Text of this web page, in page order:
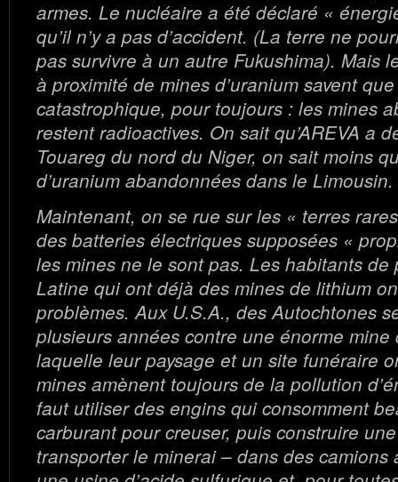
armes. Le nucléaire a été déclaré «
qu’il n’y a pas d’accident. (La terre ne
pas survivre à un autre Fukushima). Mais
à proximité de mines d’uranium savent
catastrophique, pour toujours : les mines
restent radioactives. On sait qu’AREVA a
Touareg du nord du Niger, on sait moins
d’uranium abandonnées dans le Limousin.
Maintenant, on se rue sur les « terres
des batteries électriques supposées «
les mines ne le sont pas. Les habitants de
Latine qui ont déjà des mines de lithium
problèmes. Aux U.S.A., des Autochtones
plusieurs années contre une énorme
laquelle leur paysage et un site funéraire
mines amènent toujours de la pollution
faut utiliser des engins qui consomment
carburant pour creuser, puis construire
transporter le minerai – dans des camions